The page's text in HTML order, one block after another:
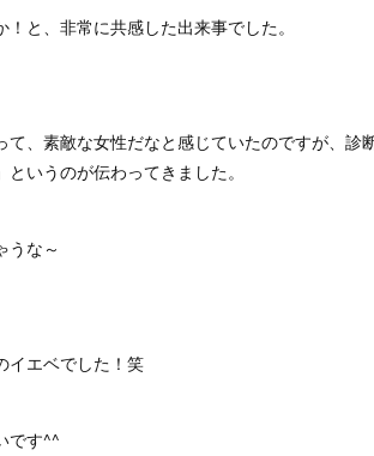
と、非常に共感した出来事でした。
、素敵な女性だなと感じていたのですが、診
いうのが伝わってきました。
うな～
イエベでした！笑
です^^